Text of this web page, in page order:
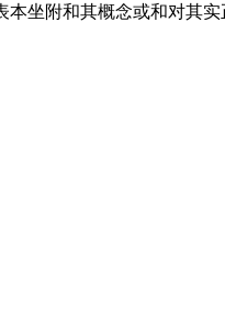
坐附和其概念或和对其实